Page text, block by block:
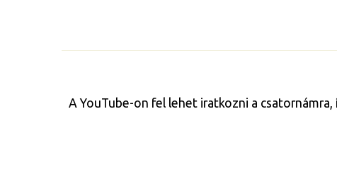
A YouTube-on fel lehet iratkozni a